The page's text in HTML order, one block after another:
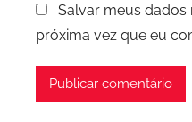
Salvar meus dados
próxima vez que eu